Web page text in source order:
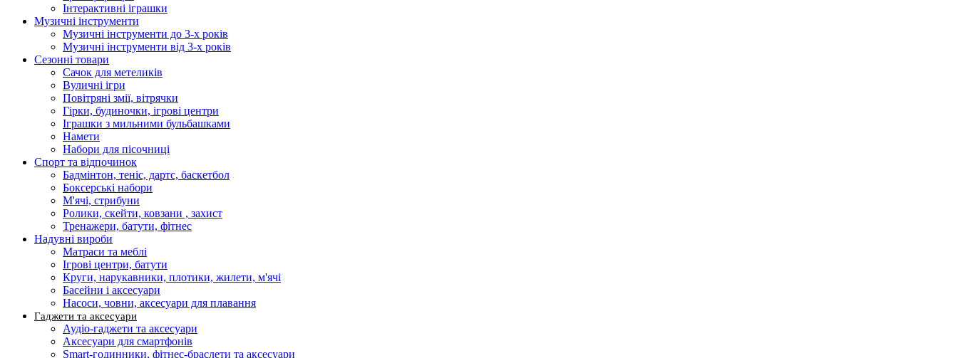
Інтерактивні іграшки
Музичні інструменти
Музичні інструменти до 3-х років
Музичні інструменти від 3-х років
Сезонні товари
Сачок для метеликів
Вуличні ігри
Повітряні змії, вітрячки
Гірки, будиночки, ігрові центри
Іграшки з мильними бульбашками
Намети
Набори для пісочниці
Спорт та відпочинок
Бадмінтон, теніс, дартс, баскетбол
Боксерські набори
М'ячі, стрибуни
Ролики, скейти, ковзани , захист
Тренажери, батути, фітнес
Надувні вироби
Матраси та меблі
Ігрові центри, батути
Круги, нарукавники, плотики, жилети, м'ячі
Басейни і аксесуари
Насоси, човни, аксесуари для плавання
Гаджети та аксесуари
Аудіо-гаджети та аксесуари
Аксесуари для смартфонів
Smart-годинники, фітнес-браслети та аксесуари